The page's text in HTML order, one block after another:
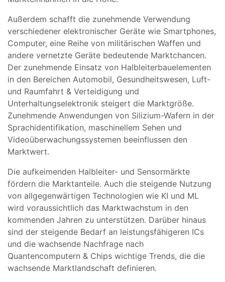
Außerdem schafft die zunehmende Verwendung
verschiedener elektronischer Geräte wie Smartphones,
Computer, eine Reihe von militärischen Waffen und
andere vernetzte Geräte bedeutende Marktchancen.
Der zunehmende Einsatz von Halbleiterbauelementen
in den Bereichen Automobil, Gesundheitswesen, Luft-
und Raumfahrt & Verteidigung und
Unterhaltungselektronik steigert die Marktgröße.
Zunehmende Anwendungen von Silizium-Wafern in der
Sprachidentifikation, maschinellem Sehen und
Videoüberwachungssystemen beeinflussen den
Marktwert.
Die aufkeimenden Halbleiter- und Sensormärkte
fördern die Marktanteile. Auch die steigende Nutzung
von allgegenwärtigen Technologien wie KI und ML
wird voraussichtlich das Marktwachstum in den
kommenden Jahren zu unterstützen. Darüber hinaus
sind der steigende Bedarf an leistungsfähigeren ICs
und die wachsende Nachfrage nach
Quantencomputern & Chips wichtige Trends, die die
wachsende Marktlandschaft definieren.